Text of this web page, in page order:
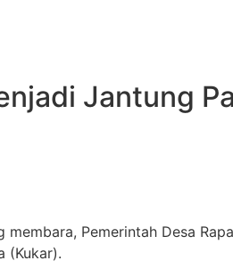
Jantung
membara, Pemerintah Desa
(Kukar).